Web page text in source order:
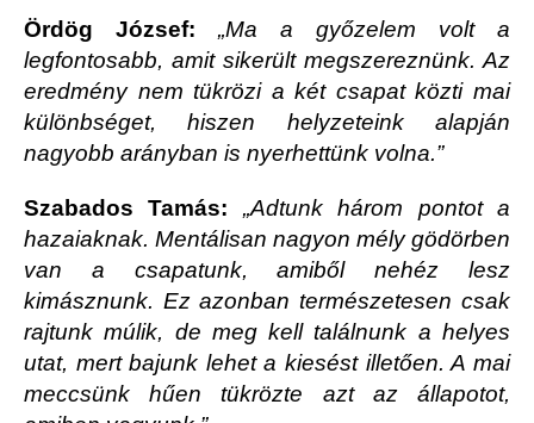
Ördög József: „Ma a győzelem volt a
legfontosabb, amit sikerült megszereznünk. Az
eredmény nem tükrözi a két csapat közti mai
különbséget, hiszen helyzeteink alapján
nagyobb arányban is nyerhettünk volna.”
Szabados Tamás:
„Adtunk három pontot a
hazaiaknak. Mentálisan nagyon mély gödörben
van a csapatunk, amiből nehéz lesz
kimásznunk. Ez azonban természetesen csak
rajtunk múlik, de meg kell találnunk a helyes
utat, mert bajunk lehet a kiesést illetően. A mai
meccsünk hűen tükrözte azt az állapotot,